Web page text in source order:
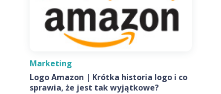
Marketing
Logo Amazon | Krótka historia logo i co
sprawia, że jest tak wyjątkowe?